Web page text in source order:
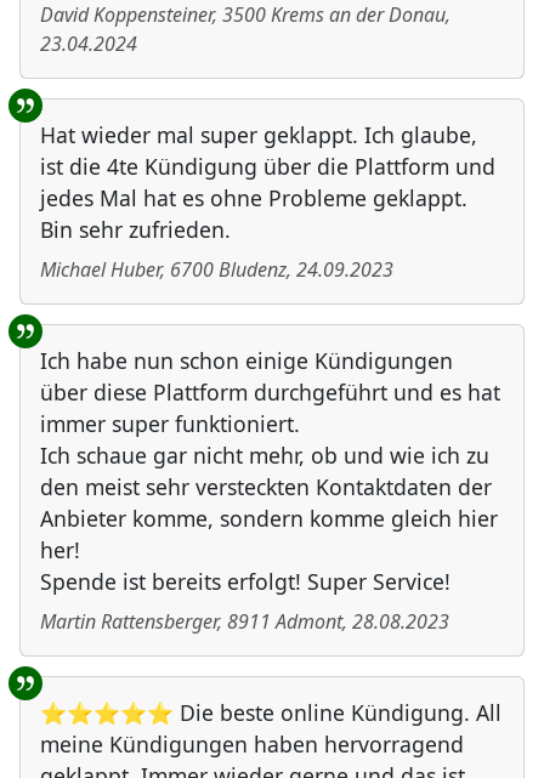
David Koppensteiner, 3500Krems an der Donau,
23.04.2024
Hat wieder mal super geklappt. Ich glaube,
ist die 4te Kündigung über die Plattform und
jedes Mal hat es ohne Probleme geklappt.
Bin sehr zufrieden.
Michael Huber, 6700Bludenz, 24.09.2023
Ich habe nun schon einige Kündigungen
über diese Plattform durchgeführt und es hat
immer super funktioniert.
Ich schaue gar nicht mehr, ob und wie ich zu
den meist sehr versteckten Kontaktdaten der
Anbieter komme, sondern komme gleich hier
her!
Spende ist bereits erfolgt! Super Service!
Martin Rattensberger, 8911 Admont, 28.08.2023
⭐⭐⭐⭐⭐ Die beste online Kündigung. All
meine Kündigungen haben hervorragend